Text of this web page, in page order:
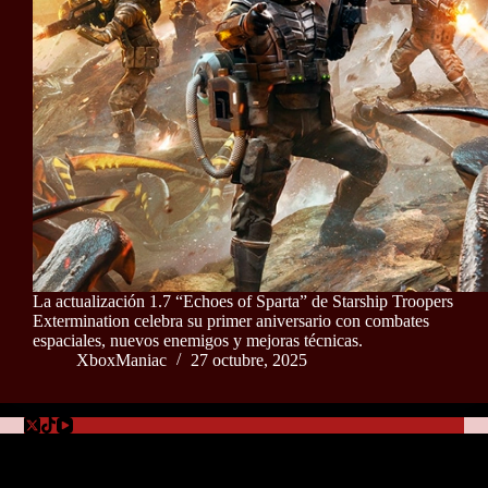
La actualización 1.7 “Echoes of Sparta” de Starship Troopers
Extermination celebra su primer aniversario con combates
espaciales, nuevos enemigos y mejoras técnicas.
XboxManiac
27 octubre, 2025